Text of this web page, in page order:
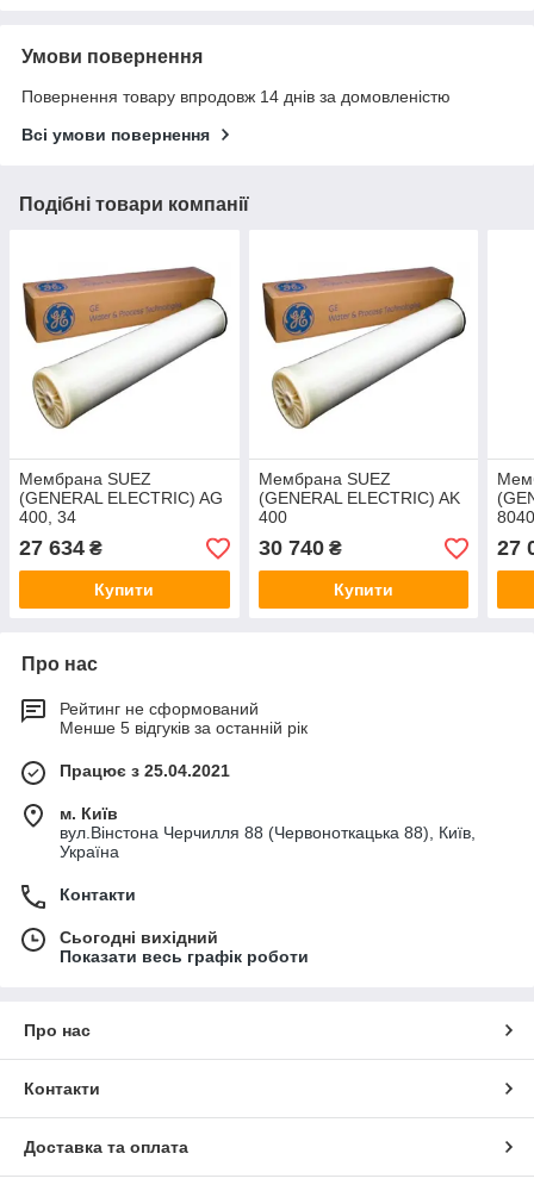
Умови повернення
Повернення товару впродовж 14 днів за домовленістю
Всі умови повернення
Подібні товари компанії
Мембрана SUEZ
(GENERAL ELECTRIC) AG
400, 34
27 634 ₴
Купити
Мембрана SUEZ
(GENERAL ELECTRIC) AK
400
30 740₴
Купити
27
Про нас
Рейтинг не сформований
Менше 5 відгуків за останній рік
Працює з 25.04.2021
м. Київ
вул.Вінстона Черчилля 88 (Червоноткацька 88), Київ,
Україна
Контакти
Сьогодні вихідний
Показати весь графік роботи
Про нас
Контакти
Доставка та оплата